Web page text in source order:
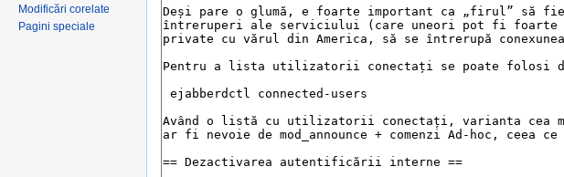
Modificări corelate
Pagini speciale